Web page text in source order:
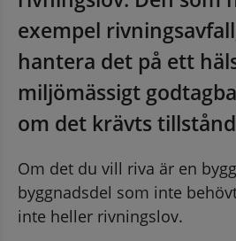
exempel
hantera det på ett
miljömässigt
om det krävts
Om det du vill riva är en
byggnadsdel som inte
inte heller rivningslov.